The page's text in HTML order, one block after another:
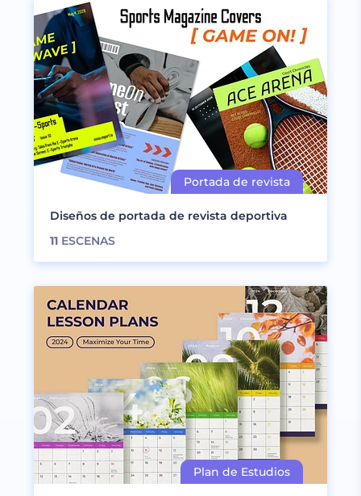
Diseños de portada de revista deportiva
11 ESCENAS